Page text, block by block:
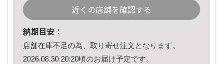
近くの店舗を確認する
納期目安：
店舗在庫不足の為、取り寄せ注文となります。
2026.08.30 20:20頃のお届け予定です。